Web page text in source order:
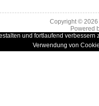
Copyright ©
Powered
und fortlaufend
Verwendung von